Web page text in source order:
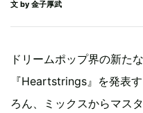
文 by 金子厚武
ドリームポップ界の新た
『Heartstrings』を発表
ろん、ミックスからマス